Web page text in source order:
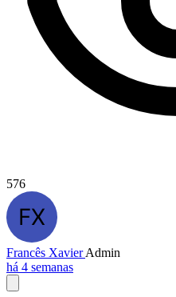
576
Francês XavierAdmin
há 4 semanas